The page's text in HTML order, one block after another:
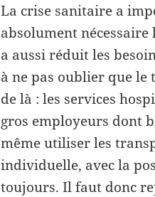
La crise sanitaire a
absolument nécessaire
a aussi réduit les
à ne pas oublier que
de là : les services
gros employeurs dont
même utiliser les
individuelle, avec la
toujours. Il faut donc